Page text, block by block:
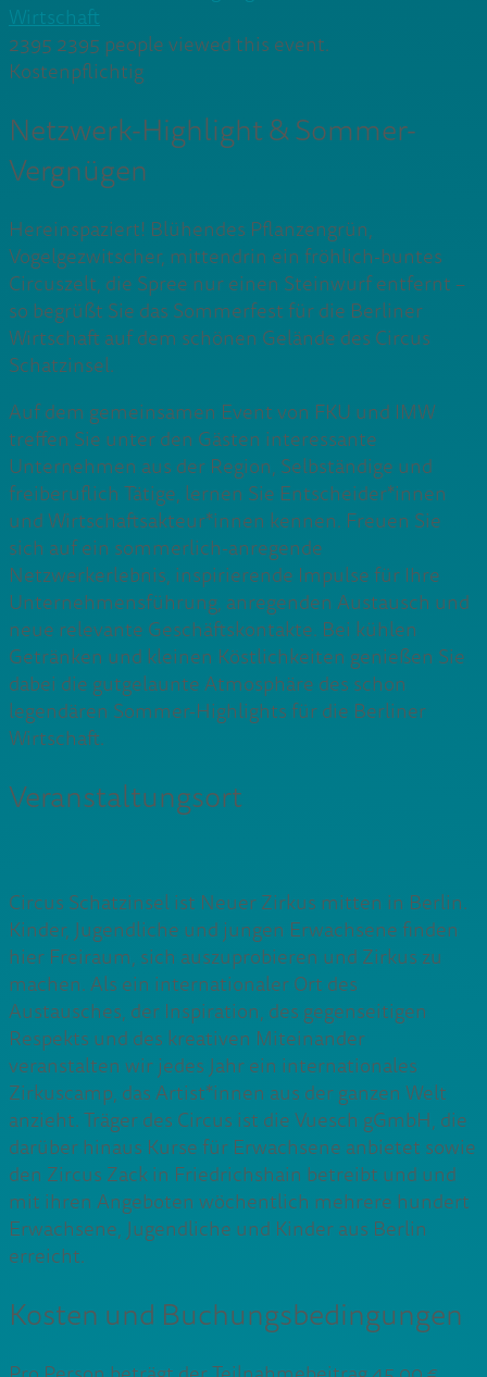
Wirtschaft
2395 2395 people viewed this event.
Kostenpflichtig
Netzwerk-Highlight & Sommer-
Vergnügen
Hereinspaziert! Blühendes Pflanzengrün,
Vogelgezwitscher, mittendrin ein fröhlich-buntes
Circuszelt, die Spree nur einen Steinwurf entfernt –
so begrüßt Sie das Sommerfest für die Berliner
Wirtschaft auf dem schönen Gelände des Circus
Schatzinsel.
Auf dem gemeinsamen Event von FKU und IMW
treffen Sie unter den Gästen interessante
Unternehmen aus der Region, Selbständige und
freiberuflich Tätige, lernen Sie Entscheider*innen
und Wirtschaftsakteur*innen kennen. Freuen Sie
sich auf ein sommerlich-anregende
Netzwerkerlebnis, inspirierende Impulse für Ihre
Unternehmensführung, anregenden Austausch und
neue relevante Geschäftskontakte. Bei kühlen
Getränken und kleinen Köstlichkeiten genießen Sie
dabei die gutgelaunte Atmosphäre des schon
legendären Sommer-Highlights für die Berliner
Wirtschaft.
Veranstaltungsort
Circus Schatzinsel ist Neuer Zirkus mitten in Berlin.
Kinder, Jugendliche und jungen Erwachsene finden
hier Freiraum, sich auszuprobieren und Zirkus zu
machen. Als ein internationaler Ort des
Austausches, der Inspiration, des gegenseitigen
Respekts und des kreativen Miteinander
veranstalten wir jedes Jahr ein internationales
Zirkuscamp, das Artist*innen aus der ganzen Welt
anzieht. Träger des Circus ist die Vuesch gGmbH, die
darüber hinaus Kurse für Erwachsene anbietet sowie
den Zircus Zack in Friedrichshain betreibt und und
mit ihren Angeboten wöchentlich mehrere hundert
Erwachsene, Jugendliche und Kinder aus Berlin
erreicht.
Kosten und Buchungsbedingungen